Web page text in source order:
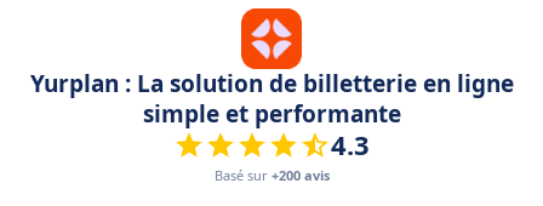
Yurplan : La solution de billetterie en ligne
simple et performante
4.3
Basé sur +200 avis